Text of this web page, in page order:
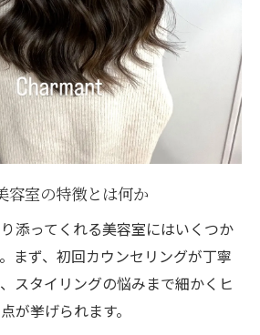
容室の特徴とは何か
添ってくれる美容室にはいくつか
まず、初回カウンセリングが丁寧
スタイリングの悩みまで細かくヒ
が挙げられます。